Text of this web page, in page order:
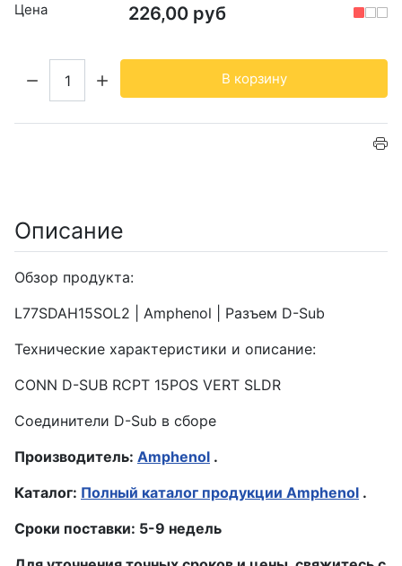
Цена 226,00 руб
В корзину
Описание
Обзор продукта:
L77SDAH15SOL2 | Amphenol | Разъем D-Sub
Технические характеристики и описание:
CONN D-SUB RCPT 15POS VERT SLDR
Соединители D-Sub в сборе
Производитель: Amphenol .
Каталог: Полный каталог продукции Amphenol .
Сроки поставки: 5-9 недель